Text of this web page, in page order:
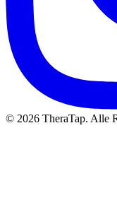
© 2026 TheraTap. Alle